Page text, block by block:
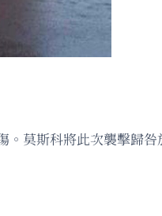
莫斯科將此次襲擊歸